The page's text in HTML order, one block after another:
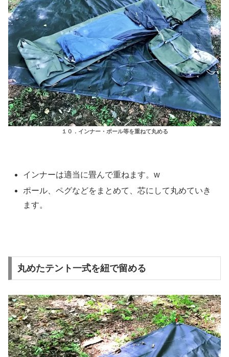
１０．インナー・ポール等を重ねて丸める
インナーは適当に畳んで重ねます。w
ポール、ペグなどをまとめて、芯にして丸めていき
ます。
丸めたテント一式を紐で留める